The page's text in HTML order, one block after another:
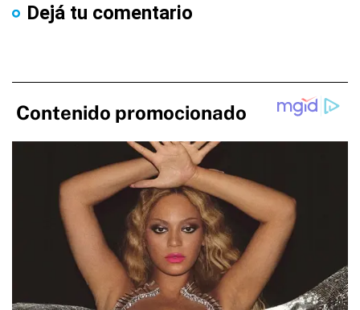
Dejá tu comentario